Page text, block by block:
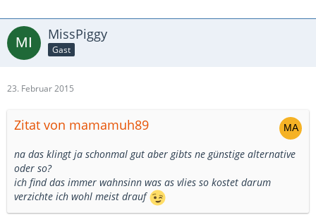
MissPiggy
Gast
23. Februar 2015
Zitat von mamamuh89
na das klingt ja schonmal gut aber gibts ne günstige alternative
oder so?
ich find das immer wahnsinn was as vlies so kostet darum
verzichte ich wohl meist drauf